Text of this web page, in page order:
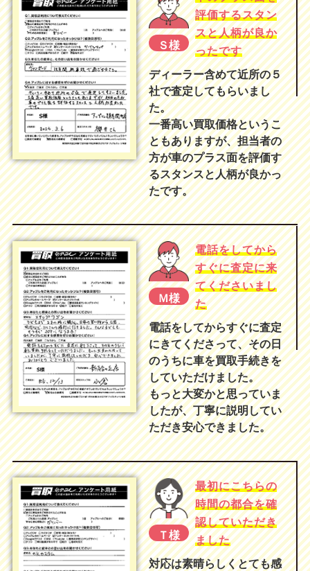
Ｓ様
評価するスタン
スと人柄が良か
ったです
ディーラー含めて近所の５
社で査定してもらいまし
た。
一番高い買取価格というこ
ともありますが、担当者の
方が車のプラス面を評価す
るスタンスと人柄が良かっ
たです。
Ｍ様
電話をしてから
すぐに査定に来
てくださいまし
た
電話をしてからすぐに査定
にきてくださって、その日
のうちに車を買取手続きを
していただけました。
もっと大変かと思っていま
したが、丁寧に説明してい
ただき安心できました。
Ｔ様
最初にこちらの
時間の都合を確
認していただき
ました
対応は素晴らしくとても感